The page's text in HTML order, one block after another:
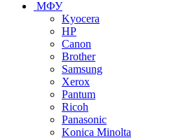
МФУ
Kyocera
HP
Canon
Brother
Samsung
Xerox
Pantum
Ricoh
Panasonic
Konica Minolta